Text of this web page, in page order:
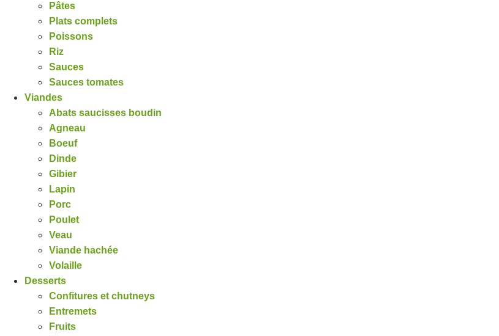
Pâtes
Plats complets
Poissons
Riz
Sauces
Sauces tomates
Viandes
Abats saucisses boudin
Agneau
Boeuf
Dinde
Gibier
Lapin
Porc
Poulet
Veau
Viande hachée
Volaille
Desserts
Confitures et chutneys
Entremets
Fruits